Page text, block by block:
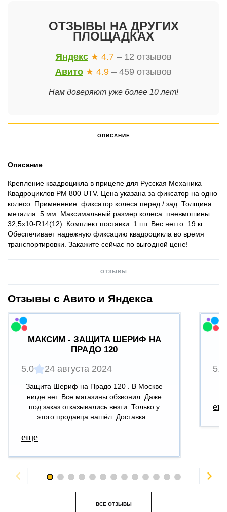
ОТЗЫВЫ НА ДРУГИХ
ПЛОЩАДКАХ
Яндекс ★ 4.7 – 12 отзывов
Авито ★ 4.9 – 459 отзывов
Нам доверяют уже более 10 лет!
ОПИСАНИЕ
Описание
Крепление квадроцикла в прицепе для Русская Механика
Квадроциклов РМ 800 UTV. Цена указана за фиксатор на одно
колесо. Применение: фиксатор колеса перед / зад. Толщина
металла: 5 мм. Максимальный размер колеса: пневмошины
32,5х10-R14(12). Комплект поставки: 1 шт. Вес нетто: 19 кг.
Обеспечивает надежную фиксацию квадроцикла во время
транспортировки. Закажите сейчас по выгодной цене!
ОТЗЫВЫ
Отзывы с Авито и Яндекса
МАКСИМ - ЗАЩИТА ШЕРИФ НА
ПРАДО 120
5.0 24 августа 2024
Защита Шериф на Прадо 120 . В Москве
нигде нет. Все магазины обзвонил. Даже
под заказ отказывались везти. Только у
этого продавца нашёл. Доставка...
еще
5.0
 
ВСЕ ОТЗЫВЫ